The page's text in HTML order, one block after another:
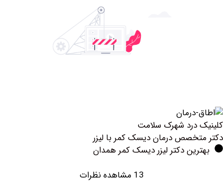
درد شهرک سلامت
درمان دیسک کمر با لیزر
دکتر لیزر دیسک کمر همدان